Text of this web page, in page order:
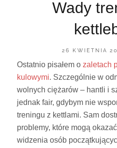
Wady
POSTED
26 KWIETNIA
Ostatnio pisałem o zaletach
kulowymi. Szczególnie w
wolnych ciężarów – hantli i
jednak fair, gdybym nie
treningu z kettlami. Sam
problemy, które mogą
widzenia osób